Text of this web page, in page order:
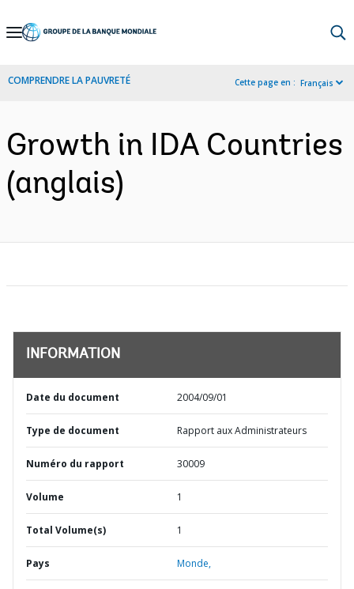
Skip
Navigation
COMPRENDRE LA PAUVRETÉ Cette page en : Français
Growth in IDA Countries
(anglais)
INFORMATION
Date du document 2004/09/01
Type de document Rapport aux Administrateurs
Numéro du rapport 30009
Volume 1
Total Volume(s) 1
Pays Monde,